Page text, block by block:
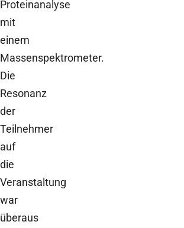
Proteinanalyse
mit
einem
Massenspektrometer.
Die
Resonanz
der
Teilnehmer
auf
die
Veranstaltung
war
überaus